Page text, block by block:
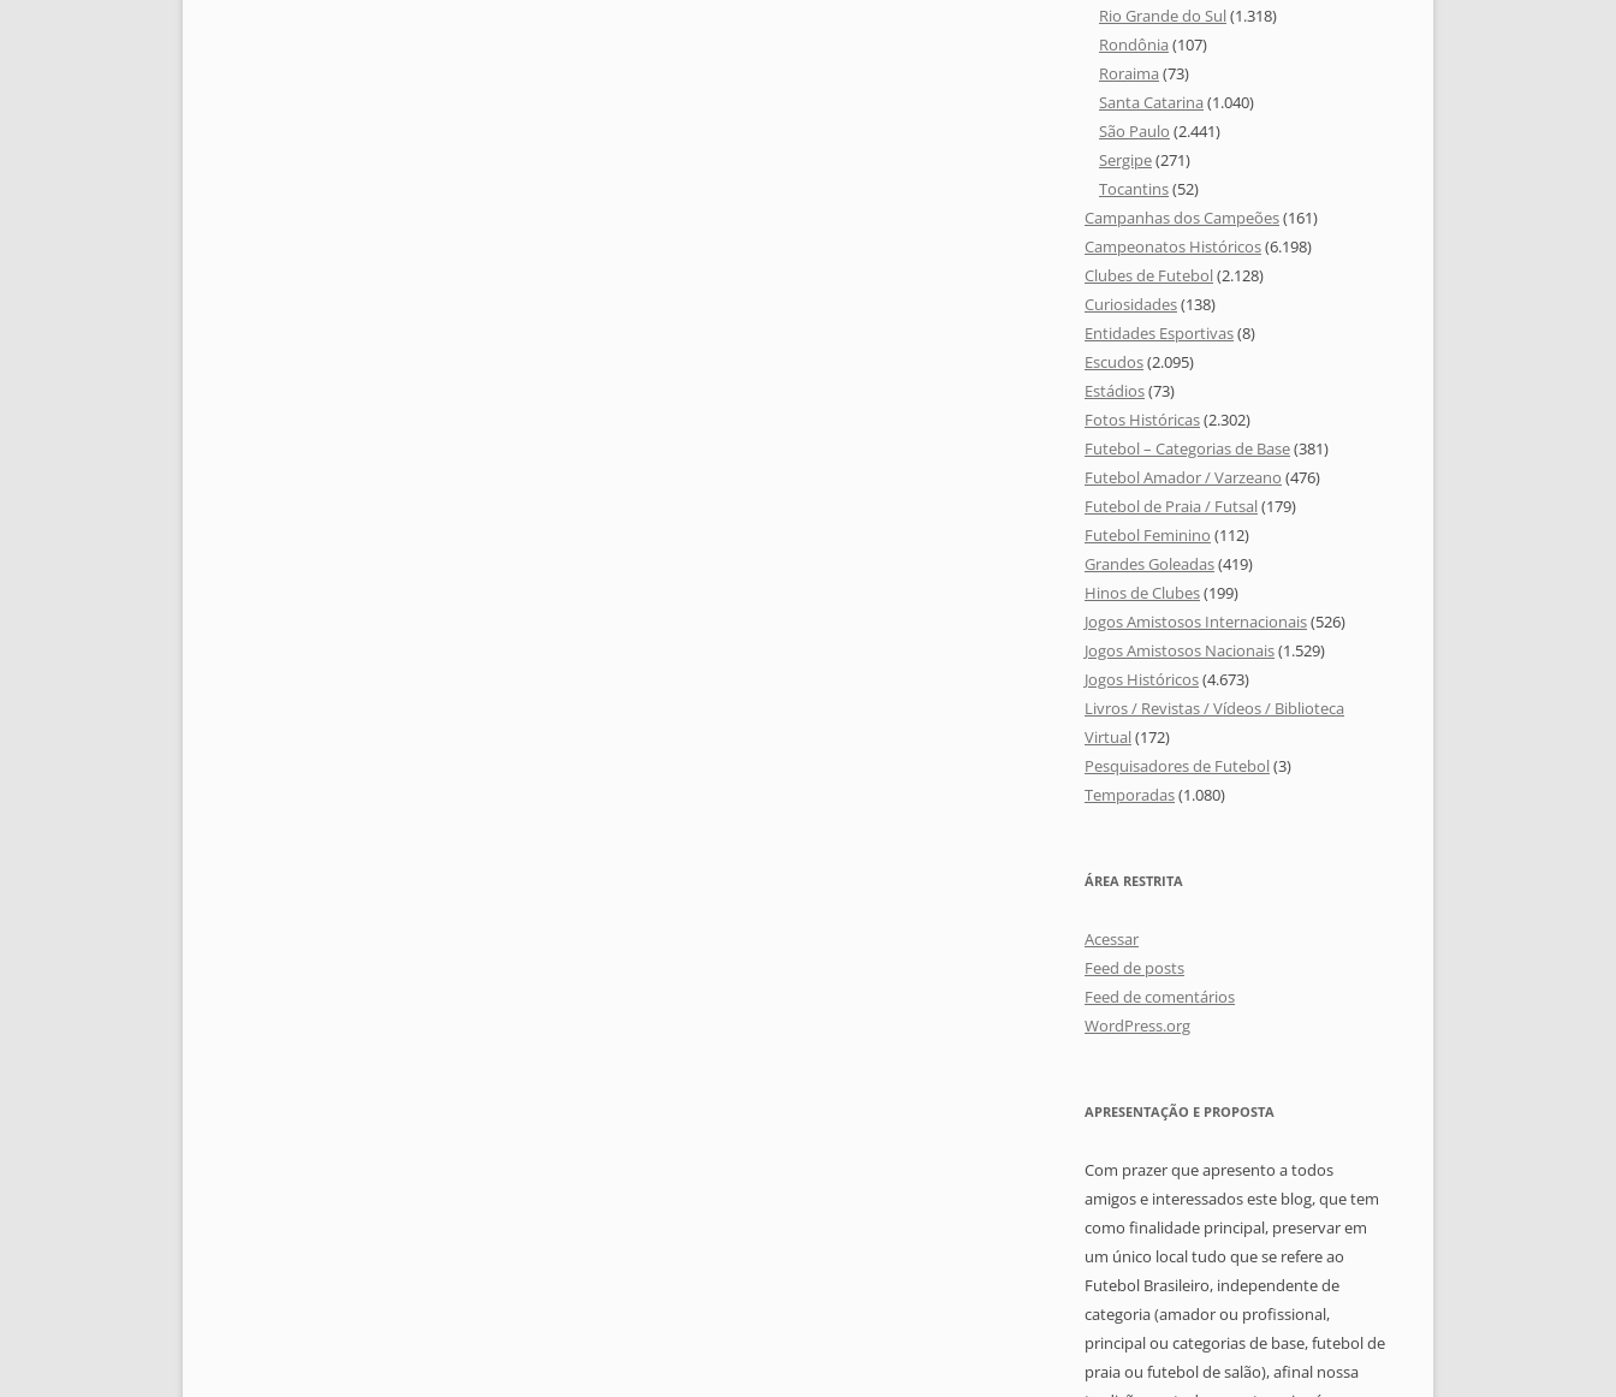
Rio Grande do Sul(1.318)
Rondônia (107)
Roraima (73)
Santa Catarina (1.040)
São Paulo (2.441)
Sergipe(271)
Tocantins(52)
Campanhas dos Campeões(161)
Campeonatos Históricos(6.198)
Clubes de Futebol(2.128)
Curiosidades(138)
Entidades Esportivas(8)
Escudos(2.095)
Estádios(73)
Fotos Históricas(2.302)
Futebol – Categorias de Base(381)
Futebol Amador / Varzeano (476)
Futebol de Praia / Futsal(179)
Futebol Feminino (112)
Grandes Goleadas(419)
Hinos de Clubes(199)
Jogos Amistosos Internacionais(526)
Jogos Amistosos Nacionais(1.529)
Jogos Históricos(4.673)
Livros / Revistas / Vídeos / Biblioteca
Virtual(172)
Pesquisadores de Futebol(3)
Temporadas(1.080)
ÁREA RESTRITA
Acessar
Feed de posts
Feed de comentários
WordPress.org
APRESENTAÇÃO E PROPOSTA
Com prazer que apresento a todos
amigos e interessados este blog, que tem
como finalidade principal, preservar em
um único local tudo que se refere ao
Futebol Brasileiro, independente de
categoria (amador ou profissional,
principal ou categorias de base, futebol de
praia ou futebol de salão), afinal nossa